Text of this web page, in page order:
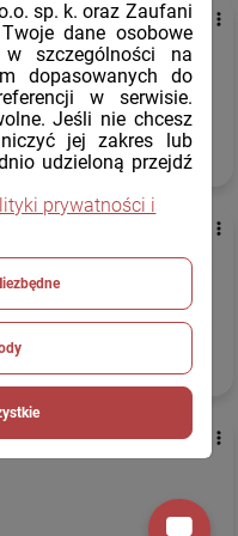
słowa.
zweryfikowano
dziękujemy.
zweryfikowano
sp. k. oraz Zaufani
dane osobowe
szczególności na
dopasowanych do
w serwisie.
Jeśli nie chcesz
jej zakres lub
udzieloną przejdź
prywatności i